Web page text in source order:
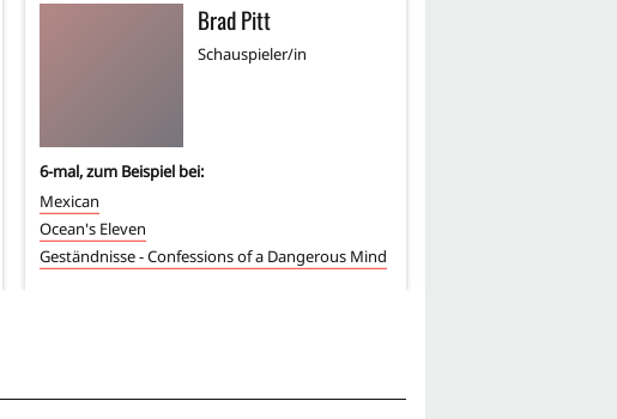
Brad Pitt
Schauspieler/in
6-mal, zum Beispiel bei:
Mexican
Ocean's Eleven
Geständnisse - Confessions of a Dangerous Mind